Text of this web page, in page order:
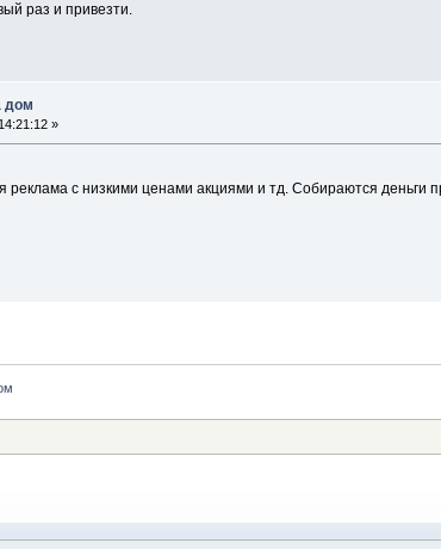
раз и привезти.
дом
»
реклама с низкими ценами акциями и тд. Собираются деньги